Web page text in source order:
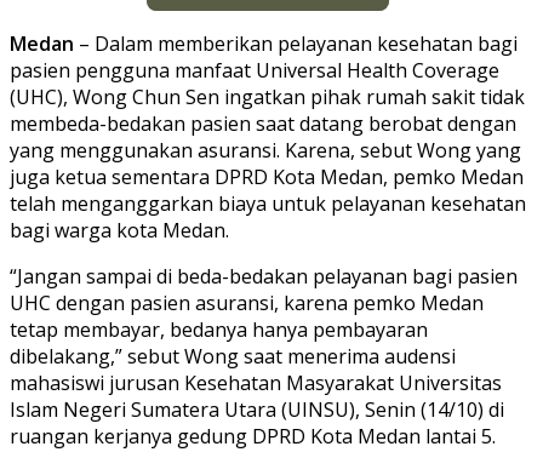
Medan – Dalam memberikan pelayanan kesehatan bagi
pasien pengguna manfaat Universal Health Coverage
(UHC), Wong Chun Sen ingatkan pihak rumah sakit tidak
membeda-bedakan pasien saat datang berobat dengan
yang menggunakan asuransi. Karena, sebut Wong yang
juga ketua sementara DPRD Kota Medan, pemko Medan
telah menganggarkan biaya untuk pelayanan kesehatan
bagi warga kota Medan.
“Jangan sampai di beda-bedakan pelayanan bagi pasien
UHC dengan pasien asuransi, karena pemko Medan
tetap membayar, bedanya hanya pembayaran
dibelakang,” sebut Wong saat menerima audensi
mahasiswi jurusan Kesehatan Masyarakat Universitas
Islam Negeri Sumatera Utara (UINSU), Senin (14/10) di
ruangan kerjanya gedung DPRD Kota Medan lantai 5.